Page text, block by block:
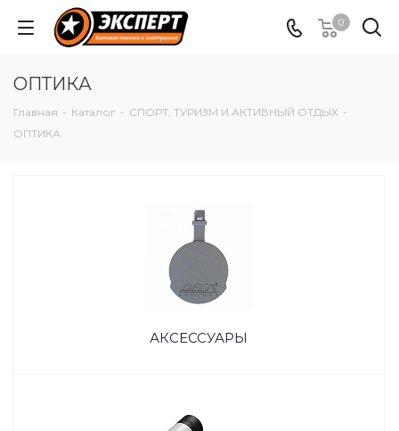
0
ОПТИКА
Главная - Каталог - СПОРТ, ТУРИЗМ И АКТИВНЫЙ ОТДЫХ -
ОПТИКА
АКСЕССУАРЫ